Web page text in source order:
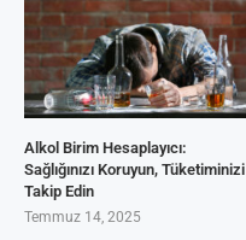
Alkol Birim Hesaplayıcı:
Sağlığınızı Koruyun, Tüketiminizi
Takip Edin
Temmuz 14, 2025